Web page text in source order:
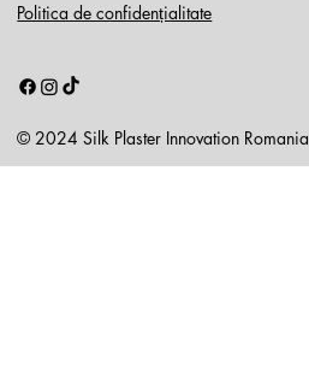
Politica de confidențialitate
© 2024 Silk Plaster Innovation Romania